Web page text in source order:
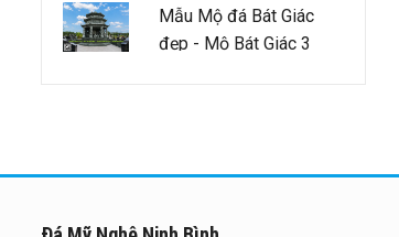
đảm bảo như thế nào
Mẫu Mộ đá Bát Giác
đẹp - Mộ Bát Giác 3